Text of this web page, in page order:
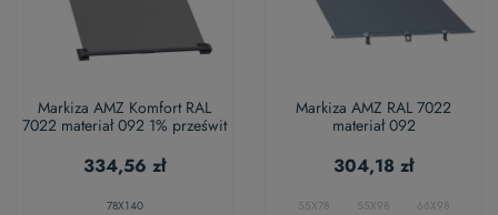
Markiza AMZ Komfort RAL
7022 materiał 092 1% prześwit
334,56 zł
78X140
Markiza AMZ RAL 7022
materiał 092
304,18 zł
55X78 55X98
66X98